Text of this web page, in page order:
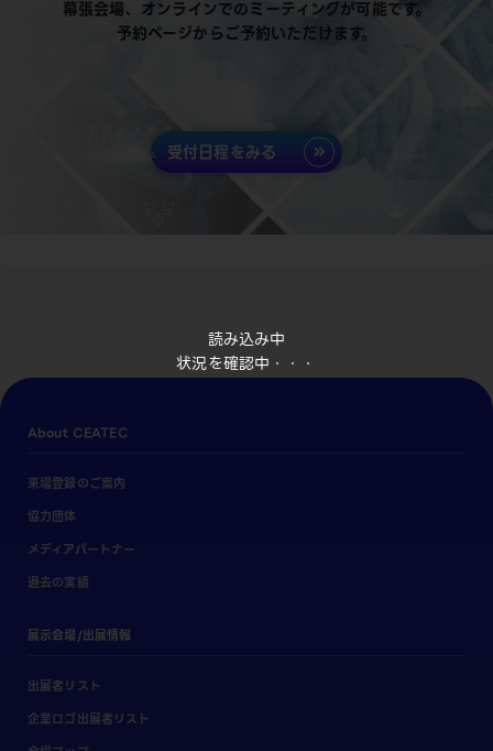
読み込み中
状況を確認中・・・
幕張会場、オンラインでのミーティングが可能です。
予約ページからご予約いただけます。
受付日程をみる
About CEATEC
来場登録のご案内
協力団体
メディアパートナー
過去の実績
展示会場/出展情報
出展者リスト
企業ロゴ出展者リスト